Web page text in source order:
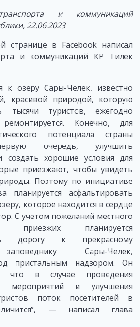
и коммуникаций
22.06.2023
странице в Facebook написал
и коммуникаций КР Тилек
к озеру Сары-Челек, известно
красивой природой, которую
тысячи туристов, ежегодно
Конечно, для
потенциала страны
очередь, улучшить
создать хорошие условия для
приезжают, чтобы увидеть
Поэтому по инициативе
планируется асфальтировать
которое находится в сердце
С учетом пожеланий местного
планируется
дорогу к прекрасному
Сары-Челек,
пристальным надзором. Он
что в случае проведения
мероприятий и улучшения
поток посетителей в
— написал глава